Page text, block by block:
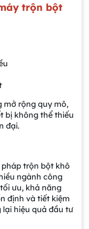
trộn bột
mở rộng quy mô,
bị không thể thiếu
đại.
trộn bột khô
ngành công
ưu, khả năng
định và tiết kiệm
hiệu quả đầu tư
chứa nguyên liệu
gì? Ứng dụng, cấu
quả
- Giải Pháp Tối Ưu